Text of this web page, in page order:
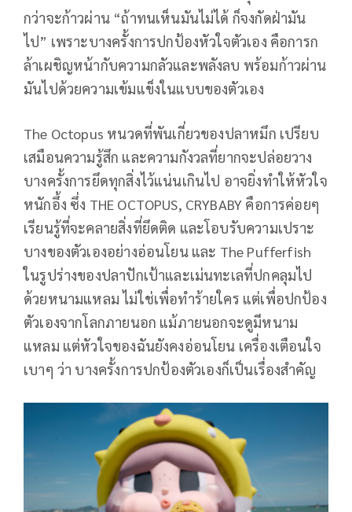
กว่าจะก้าวผ่าน “ถ้าทนเห็นมันไม่ได้ ก็จงกัดฝ่ามัน
ไป” เพราะบางครั้งการปกป้องหัวใจตัวเอง คือการก
ล้าเผชิญหน้ากับความกลัวและพลังลบ พร้อมก้าวผ่าน
มันไปด้วยความเข้มแข็งในแบบของตัวเอง
The Octopus หนวดที่พันเกี่ยวของปลาหมึก เปรียบ
เสมือนความรู้สึก และความกังวลที่ยากจะปล่อยวาง
บางครั้งการยึดทุกสิ่งไว้แน่นเกินไป อาจยิ่งทำให้หัวใจ
หนักอึ้ง ซึ่ง THE OCTOPUS, CRYBABY คือการค่อยๆ
เรียนรู้ที่จะคลายสิ่งที่ยึดติด และโอบรับความเปราะ
บางของตัวเองอย่างอ่อนโยน และ The Pufferfish
ในรูปร่างของปลาปักเป้าและเม่นทะเลที่ปกคลุมไป
ด้วยหนามแหลม ไม่ใช่เพื่อทําร้ายใคร แต่เพื่อปกป้อง
ตัวเองจากโลกภายนอก แม้ภายนอกจะดูมีหนาม
แหลม แต่หัวใจของฉันยังคงอ่อนโยน เครื่องเตือนใจ
เบาๆ ว่า บางครั้งการปกป้องตัวเองก็เป็นเรื่องสำคัญ